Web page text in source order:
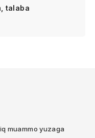
talaba
muammo yuzaga